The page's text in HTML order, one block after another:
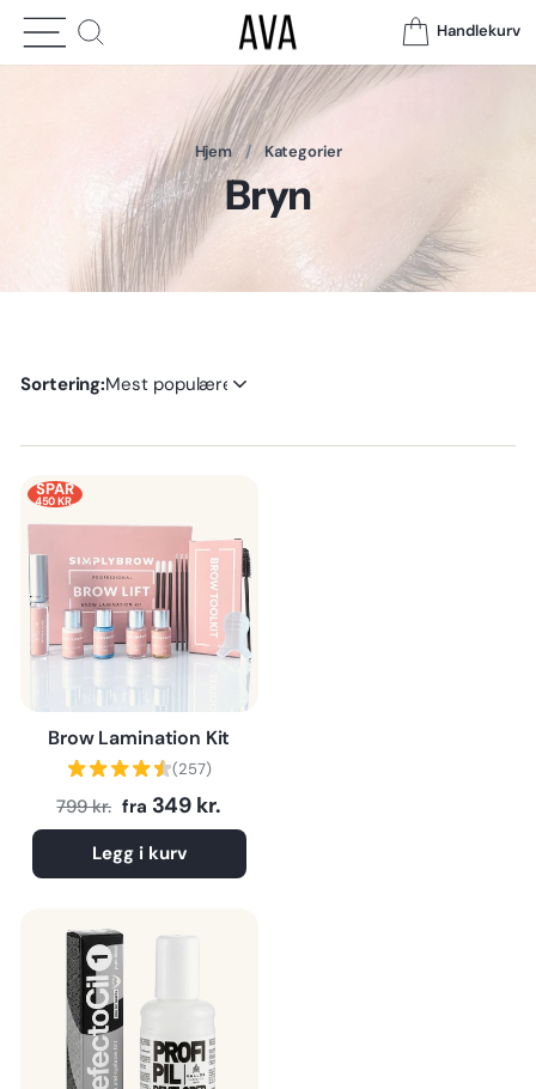
Meny
Handlekurv
Hjem / Kategorier
Bryn
SPAR
450 KR.
Brow Lamination Kit
(257)
Normalpris
799 kr. Tilbudspris
fra 349 kr.
Legg i kurv